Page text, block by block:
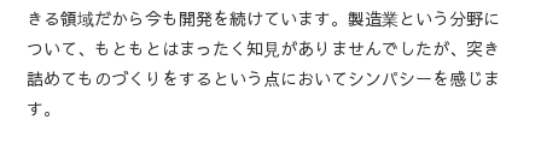
きる領域だから今も開発を続けています。製造業という分野に
ついて、もともとはまったく知見がありませんでしたが、突き
詰めてものづくりをするという点においてシンパシーを感じま
す。